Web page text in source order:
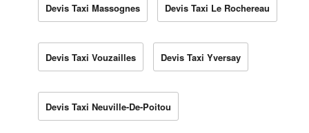
Devis Taxi Massognes Devis Taxi Le Rochereau
Devis Taxi Vouzailles Devis Taxi Yversay
Devis Taxi Neuville-De-Poitou